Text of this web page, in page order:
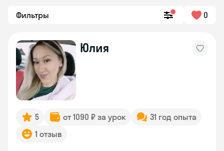
Фильтры 0
Юлия
5 от 1090 ₽ за урок
31 год опыта
1 отзыв